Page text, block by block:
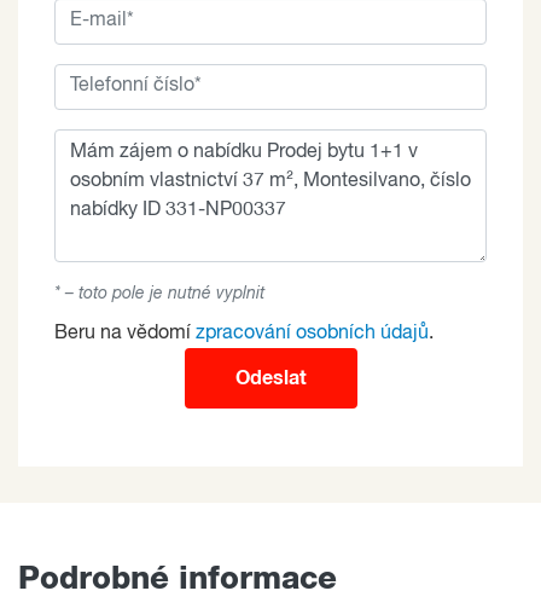
* – toto pole je nutné vyplnit
Beru na vědomí zpracování osobních údajů.
Odeslat
Podrobné informace